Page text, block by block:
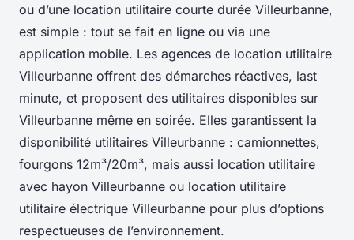
ou d’une location utilitaire courte durée Villeurbanne,
est simple : tout se fait en ligne ou via une
application mobile. Les agences de location utilitaire
Villeurbanne offrent des démarches réactives, last
minute, et proposent des utilitaires disponibles sur
Villeurbanne même en soirée. Elles garantissent la
disponibilité utilitaires Villeurbanne : camionnettes,
fourgons 12m³/20m³, mais aussi location utilitaire
avec hayon Villeurbanne ou location utilitaire
utilitaire électrique Villeurbanne pour plus d’options
respectueuses de l’environnement.